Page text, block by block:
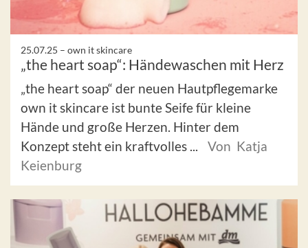
25.07.25 – own it skincare
„the heart soap“: Händewaschen mit Herz
„the heart soap“ der neuen Hautpflegemarke
own it skincare ist bunte Seife für kleine
Hände und große Herzen. Hinter dem
Konzept steht ein kraftvolles ...
Von Katja
Keienburg